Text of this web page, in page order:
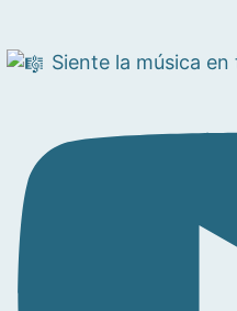
Siente la música